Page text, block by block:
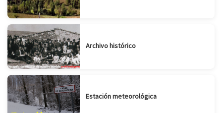
Archivo histórico
Estación meteorológica